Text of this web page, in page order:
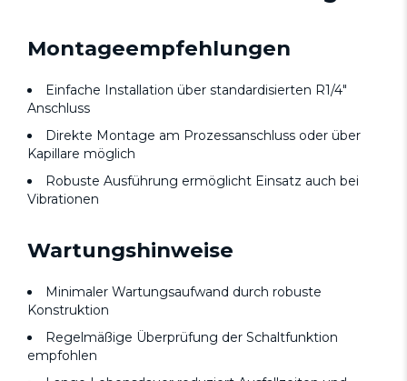
Montageempfehlungen
Einfache Installation über standardisierten R1/4"
Anschluss
Direkte Montage am Prozessanschluss oder über
Kapillare möglich
Robuste Ausführung ermöglicht Einsatz auch bei
Vibrationen
Wartungshinweise
Minimaler Wartungsaufwand durch robuste
Konstruktion
Regelmäßige Überprüfung der Schaltfunktion
empfohlen